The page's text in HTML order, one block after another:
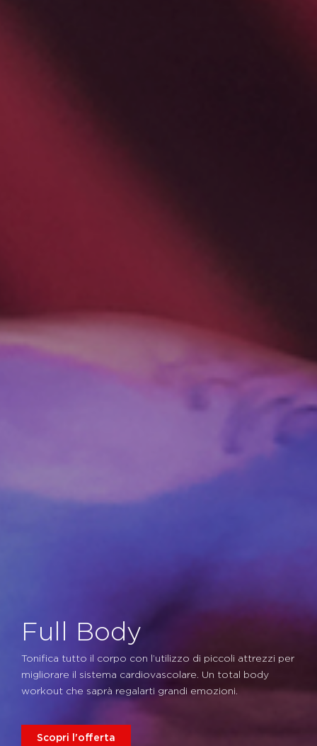
Full Body
Tonifica tutto il corpo con l’utilizzo di piccoli attrezzi per
migliorare il sistema cardiovascolare. Un total body
workout che saprà regalarti grandi emozioni.
Scopri l'offerta